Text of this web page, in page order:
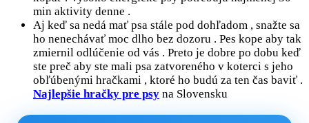
min aktivity denne .
Aj keď sa nedá mať psa stále pod dohľadom , snažte sa
ho nenechávať moc dlho bez dozoru . Pes kope aby tak
zmiernil odlúčenie od vás . Preto je dobre po dobu keď
ste preč aby ste mali psa zatvoreného v koterci s jeho
obľúbenými hračkami , ktoré ho budú za ten čas baviť .
Najlepšie hračky pre psy na Slovensku